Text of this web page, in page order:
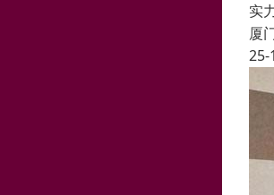
实
厦
25-